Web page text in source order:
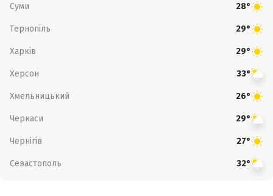
Суми 28°
Тернопіль 29°
Харків 29°
Херсон 33°
Хмельницький 26°
Черкаси 29°
Чернігів 27°
Севастополь 32°